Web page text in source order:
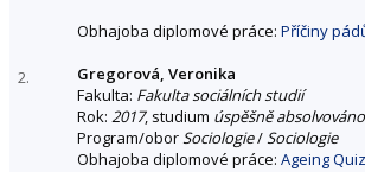
Obhajoba diplomové práce: Příčiny
2.
Gregorová, Veronika
Fakulta: Fakulta sociálních studií
Rok: 2017, studium úspěšně absolvováno
Program/oborSociologie/Sociologie
Obhajoba diplomové práce: Ageing